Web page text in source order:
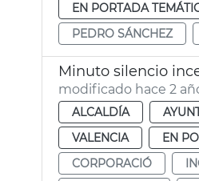
EN PORTADA
PEDRO SÁNCHEZ
Minuto silencio
modificado hace 2
ALCALDÍA
VALENCIA
EN
CORPORACIÓ